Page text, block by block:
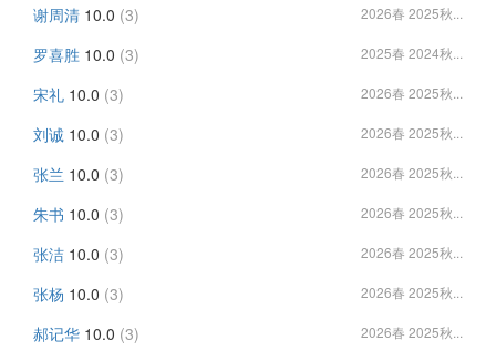
谢周清 10.0 (3) 2026春 2025秋...
罗喜胜 10.0 (3) 2025春 2024秋...
宋礼 10.0 (3) 2026春 2025秋...
刘诚 10.0 (3) 2026春 2025秋...
张兰 10.0 (3) 2026春 2025秋...
朱书 10.0 (3) 2026春 2025秋...
张洁 10.0 (3) 2026春 2025秋...
张杨 10.0 (3) 2026春 2025秋...
郝记华 10.0 (3) 2026春 2025秋...